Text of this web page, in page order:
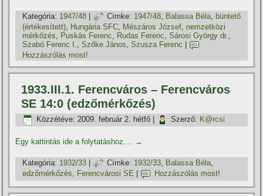
Kategória: 1947/48 | Címke: 1947/48, Balassa Béla, büntető
(értékesí­tett)
Hungária SFC Mészáros József nemzetközi
mérkőzés
Puskás Ferenc Rudas Ferenc ,Sárosi György dr.
Szabó Ferenc I.,Szőke János,Szusza Ferenc
Hozzászólás most!
1933.III.1. Ferencváros – Ferencváros
SE 14:0 (edzőmérkőzés)
Közzétéve: 2009. február 2. hétfő Szerző: K@rcsi
Egy kattintás ide a folytatáshoz.... →
Kategória: 1932/33 | Címke: 1932/33, Balassa Béla,
edzőmérkőzés, Ferencvárosi SE Hozzászólás most!